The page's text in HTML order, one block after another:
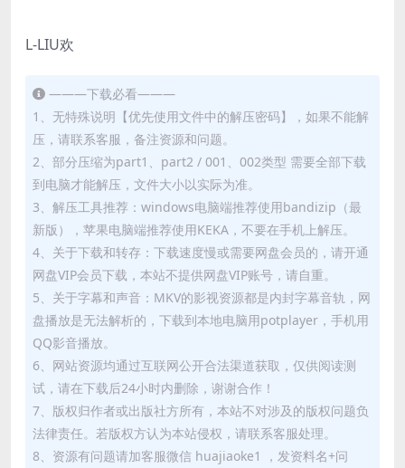
L-LIU欢
———下载必看———
1、无特殊说明【优先使用文件中的解压密码】，如果不能解
压，请联系客服，备注资源和问题。
2、部分压缩为part1、part2 / 001、002类型 需要全部下载
到电脑才能解压，文件大小以实际为准。
3、解压工具推荐：windows电脑端推荐使用bandizip（最
新版），苹果电脑端推荐使用KEKA，不要在手机上解压。
4、关于下载和转存：下载速度慢或需要网盘会员的，请开通
网盘VIP会员下载，本站不提供网盘VIP账号，请自重。
5、关于字幕和声音：MKV的影视资源都是内封字幕音轨，网
盘播放是无法解析的，下载到本地电脑用potplayer，手机用
QQ影音播放。
6、网站资源均通过互联网公开合法渠道获取，仅供阅读测
试，请在下载后24小时内删除，谢谢合作！
7、版权归作者或出版社方所有，本站不对涉及的版权问题负
法律责任。若版权方认为本站侵权，请联系客服处理。
8、资源有问题请加客服微信 huajiaoke1 ，发资料名+问